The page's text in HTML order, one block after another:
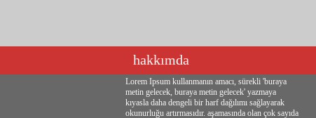
hakkımda
Lorem Ipsum kullanmanın amacı, sürekli 'buraya
metin gelecek, buraya metin gelecek' yazmaya
kıyasla daha dengeli bir harf dağılımı sağlayarak
okunurluğu artırmasıdır. aşamasında olan çok sayıda